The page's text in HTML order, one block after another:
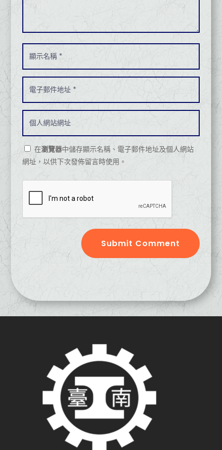
在瀏覽器中儲存顯示名稱、電子郵件地址及個人網站
網址，以供下次發佈留言時使用。
Submit Comment